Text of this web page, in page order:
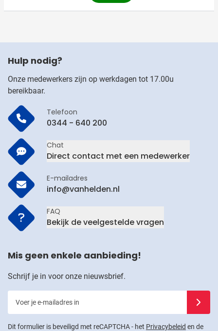
Hulp nodig?
Onze medewerkers zijn op werkdagen tot 17.00u
bereikbaar.
Telefoon
0344 - 640 200
Chat
Direct contact met een medewerker
E-mailadres
info@vanhelden.nl
FAQ
Bekijk de veelgestelde vragen
Mis geen enkele aanbieding!
Schrijf je in voor onze nieuwsbrief.
Dit formulier is beveiligd met reCAPTCHA - het Privacybeleid en de